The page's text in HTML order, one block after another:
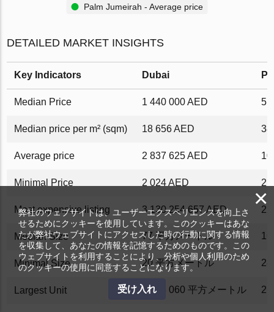
Palm Jumeirah - Average price
DETAILED MARKET INSIGHTS
Key Indicators Dubai
Median Price 1 440 000 AED 5
Median price per m² (sqm) 18 656 AED 38
Average price 2 837 625 AED
Minimal Price 2 024 AED 2
Most expensive listing 3 130 254 657 AED
Median Size 77 平方メートル
Minimal Size 20 平方メートル
Largest Unit 1 088 060 平方メートル 2
×
弊社のウェブサイトは、ユーザーエクスペリエンスを向上さ
せるためにクッキーを使用しています。このクッキーはあな
たが弊社ウェブサイトにアクセスした時の行動に関する情報
を収集して、あなたの情報を記憶するためのものです。この
ウェブサイトを利用することにより、分析や個人利用のため
のクッキーの使用に同意することになります。
受け入れ